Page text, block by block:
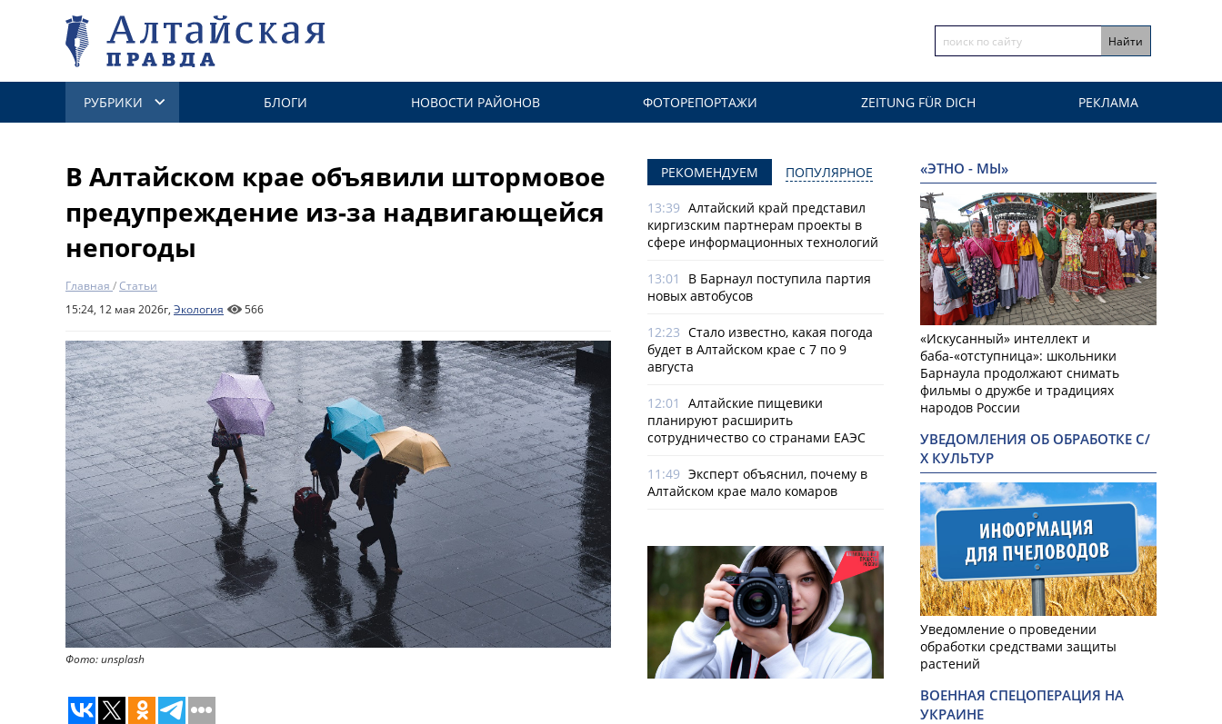
РУБРИКИ БЛОГИ НОВОСТИ РАЙОНОВ ФОТОРЕПОРТАЖИ ZEITUNG FÜR DICH РЕКЛАМА
В Алтайском крае объявили штормовое
предупреждение из-за надвигающейся
непогоды
Главная /Статьи
15:24, 12 мая 2026г, Экология 566
Фото: unsplash
РЕКОМЕНДУЕМ ПОПУЛЯРНОЕ
13:39 Алтайский край представил
киргизским партнерам проекты в
сфере информационных технологий
13:01
В Барнаул поступила партия
новых автобусов
12:23 Стало известно, какая погода
будет в Алтайском крае с 7 по 9
августа
12:01
Алтайские пищевики
планируют расширить
сотрудничество со странами ЕАЭС
11:49 Эксперт объяснил, почему в
Алтайском крае мало комаров
«ЭТНО - МЫ»
«Искусанный» интеллект и
баба-«отступница»: школьники
Барнаула продолжают снимать
фильмы о дружбе и традициях
народов России
УВЕДОМЛЕНИЯ ОБ ОБРАБОТКЕ С/
Х КУЛЬТУР
Уведомление о проведении
обработки средствами защиты
растений
ВОЕННАЯ СПЕЦОПЕРАЦИЯ НА
УКРАИНЕ